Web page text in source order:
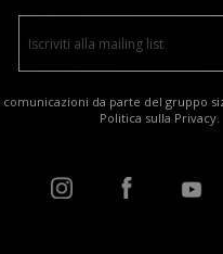
da parte del gruppo
Politica sulla Privacy.